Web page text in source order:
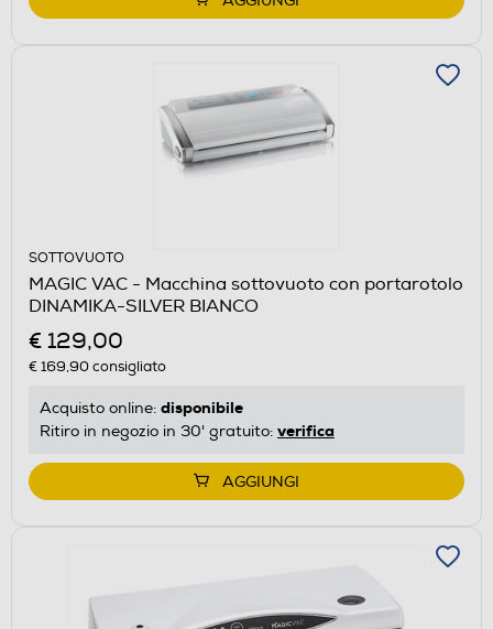
SOTTOVUOTO
MAGIC VAC - Macchina sottovuoto con portarotolo
DINAMIKA-SILVER BIANCO
€ 129,00
€ 169,90consigliato
Acquisto online: disponibile
Ritiro in negozio in 30' gratuito: verifica
AGGIUNGI